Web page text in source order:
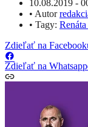
10.08.2019 -
• Autor
• Tagy:
Zdieľať na
Zdieľať na